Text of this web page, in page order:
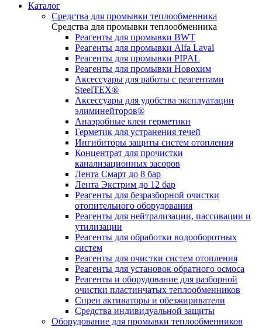
Каталог
Средства для промывки теплообменника
Средства для промывки теплообменника
Реагенты для промывки BWT
Реагенты для промывки Alfa Laval
Реагенты для промывки PIPAL
Реагенты для промывки Новохим
Аксессуары для работы с реагентами
SteelTEX®
Аксессуары для удобства эксплуатации
элиминейторов®
Анаэробные клеи герметики
Герметик для устранения течей
Ингибиторы защиты систем отопления
Концентрат для прочистки
канализационных засоров
Лента Смарт до 8 бар
Лента Экстрим до 12 бар
Реагенты для безразборной очистки
отопительного оборудования
Реагенты для нейтрализации, пассивации и
утилизации
Реагенты для обработки водооборотных
систем
Реагенты для очистки систем отопления
Реагенты для установок обратного осмоса
Реагенты и оборудование для разборной
очистки пластинчатых теплообменников
Спреи активаторы и обезжириватели
Средства индивидуальной защиты
Оборудование для промывки теплообменников